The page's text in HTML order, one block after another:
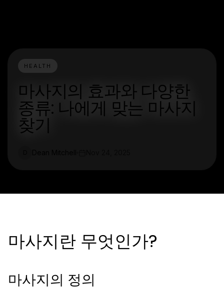
HEALTH
마사지의 효과와 다양한
종류: 나에게 맞는 마사지
찾기
마사지란 무엇인가?
마사지의 정의